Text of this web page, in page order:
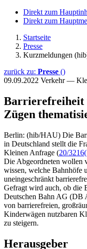
Direkt zum
Direkt zum
Startseite
Presse
Kurzmeldungen
zurück zu: Presse ()
09.09.2022 Verkehr —
Barrierefreiheit
Zügen
Berlin: (hib/HAU) Die
in Deutschland stellt die
Kleinen Anfrage (20/3216
Die Abgeordneten wollen
wissen, welche Bahnhöfe
uneingeschränkt
Gefragt wird auch, ob die
Deutschen Bahn AG (DB
von barrierefreien,
Kinderwägen nutzbaren
zu steigern.
Herausgeber